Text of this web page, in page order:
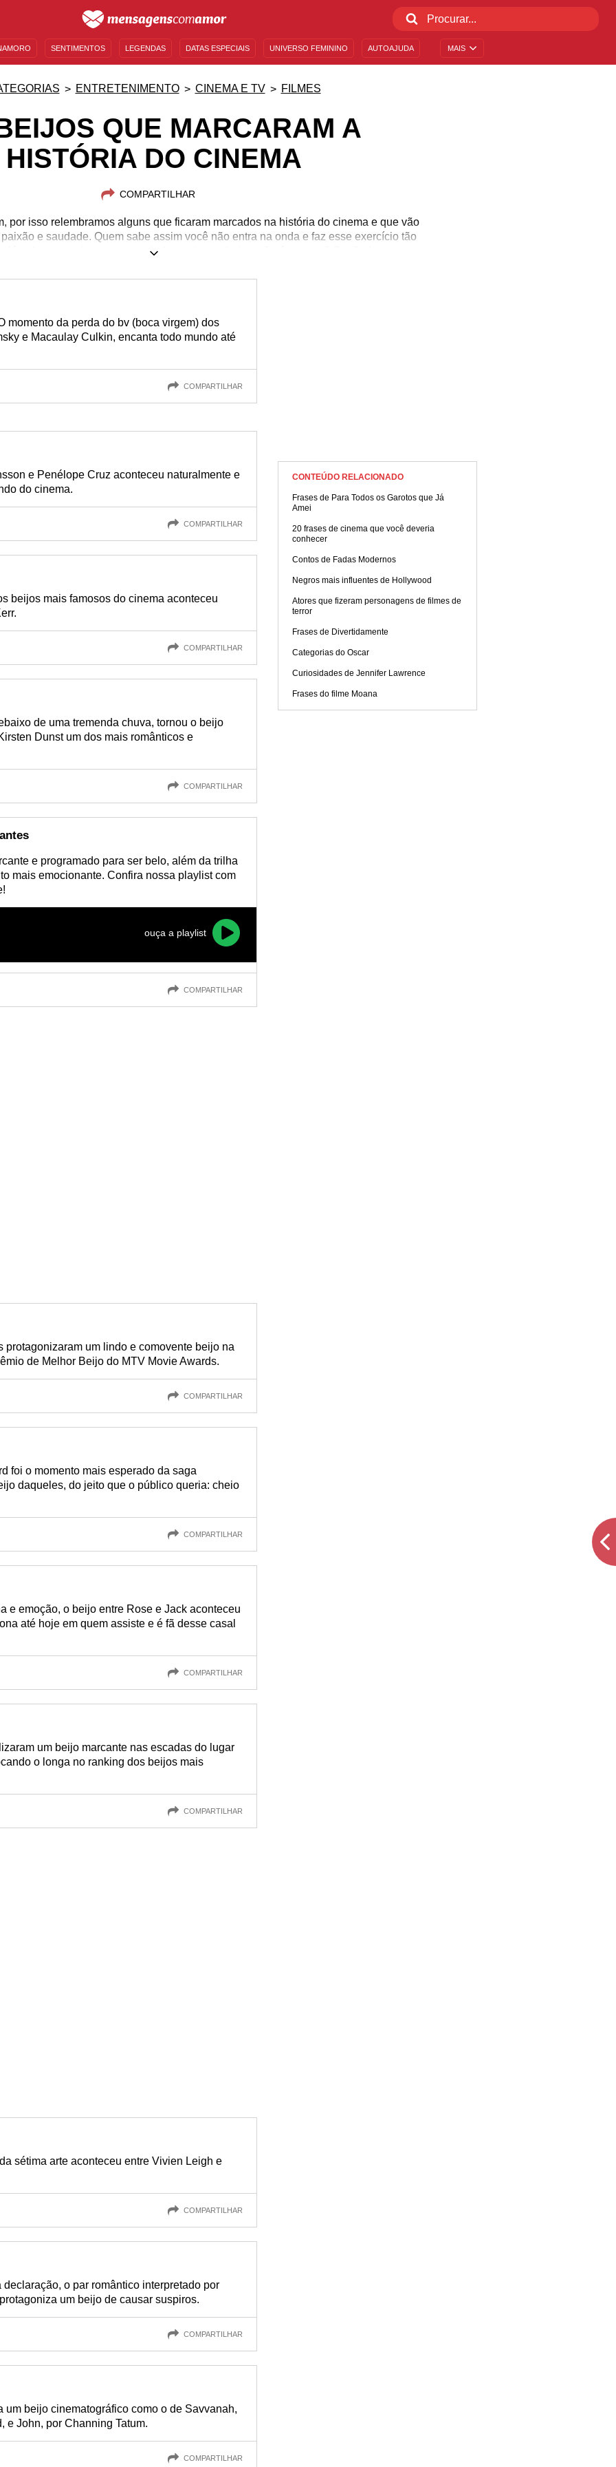
MAIS
SENTIMENTOS LEGENDAS DATAS ESPECIAIS UNIVERSO FEMININO AUTOAJUDA
ENTRETENIMENTO CINEMA E TV FILMES
QUE MARCARAM A
HISTÓRIA DO CINEMA
COMPARTILHAR
por isso relembramos alguns que ficaram marcados na história do cinema e que vão
e saudade. Quem sabe assim você não entra na onda e faz esse exercício tão
além de proporcionar prazer, ainda queima calorias, não é mesmo? Confira!
momento da perda do bv (boca virgem) dos
e Macaulay Culkin, encanta todo mundo até
COMPARTILHAR
e Penélope Cruz aconteceu naturalmente e
do cinema.
COMPARTILHAR
beijos mais famosos do cinema aconteceu
COMPARTILHAR
de uma tremenda chuva, tornou o beijo
Dunst um dos mais românticos e
COMPARTILHAR
e programado para ser belo, além da trilha
mais emocionante. Confira nossa playlist com
ouça a playlist
COMPARTILHAR
protagonizaram um lindo e comovente beijo na
de Melhor Beijo do MTV Movie Awards.
COMPARTILHAR
foi o momento mais esperado da saga
daqueles, do jeito que o público queria: cheio
COMPARTILHAR
e emoção, o beijo entre Rose e Jack aconteceu
até hoje em quem assiste e é fã desse casal
COMPARTILHAR
um beijo marcante nas escadas do lugar
o longa no ranking dos beijos mais
COMPARTILHAR
sétima arte aconteceu entre Vivien Leigh e
COMPARTILHAR
o par romântico interpretado por
um beijo de causar suspiros.
COMPARTILHAR
um beijo cinematográfico como o de Savvanah,
e John, por Channing Tatum.
COMPARTILHAR
CONTEÚDO RELACIONADO
Frases de Para Todos os Garotos que Já
Amei
20 frases de cinema que você deveria
conhecer
Contos de Fadas Modernos
Negros mais influentes de Hollywood
Atores que fizeram personagens de filmes de
terror
Frases de Divertidamente
Categorias do Oscar
Curiosidades de Jennifer Lawrence
Frases do filme Moana